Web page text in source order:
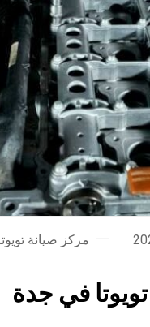
مركز صيانة
في جدة